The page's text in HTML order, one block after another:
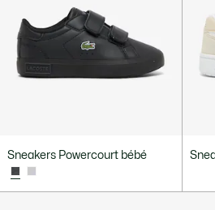
Sneakers Powercourt bébé